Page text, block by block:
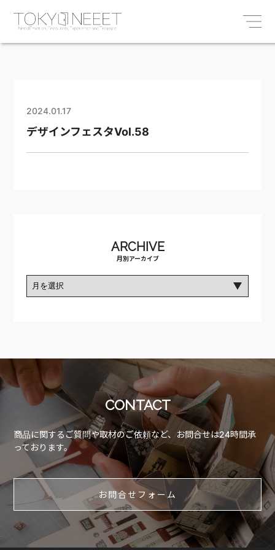
2024.01.17
デザインフェスタVol.58
ARCHIVE
月別アーカイブ
CONTACT
商品に関するご質問や取材のご依頼など、お問合せは24時間承
っております。
お問合せフォーム